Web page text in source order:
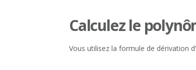
Calculez le
Vous utilisez la formule de dérivation